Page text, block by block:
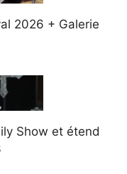
2026 + Galerie
Show et étend